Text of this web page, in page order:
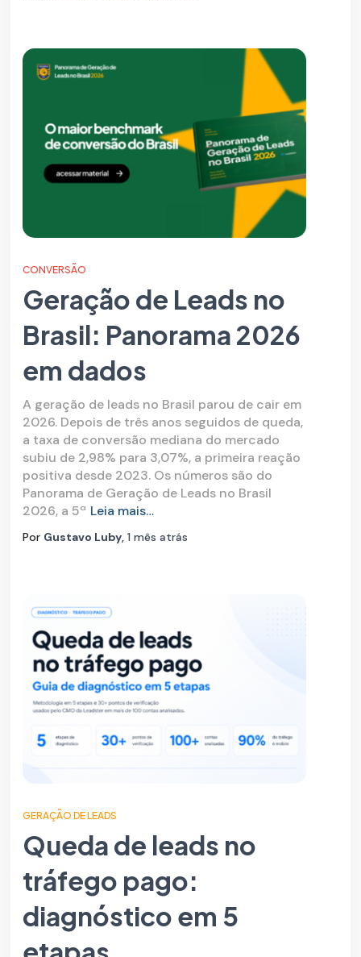
CONVERSÃO
Geração de Leads no
Brasil: Panorama 2026
em dados
A geração de leads no Brasil parou de cair em
2026. Depois de três anos seguidos de queda,
a taxa de conversão mediana do mercado
subiu de 2,98% para 3,07%, a primeira reação
positiva desde 2023. Os números são do
Panorama de Geração de Leads no Brasil
2026, a 5ª Leia mais…
Por Gustavo Luby,1 mês atrás
GERAÇÃO DE LEADS
Queda de leads no
tráfego pago:
diagnóstico em 5